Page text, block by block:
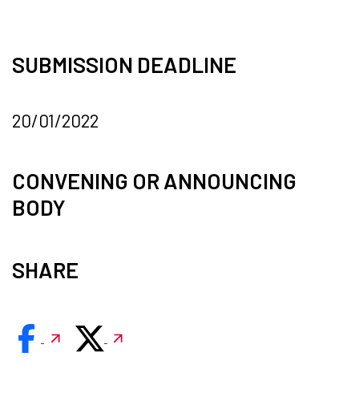
SUBMISSION DEADLINE
20/01/2022
CONVENING OR ANNOUNCING
BODY
SHARE